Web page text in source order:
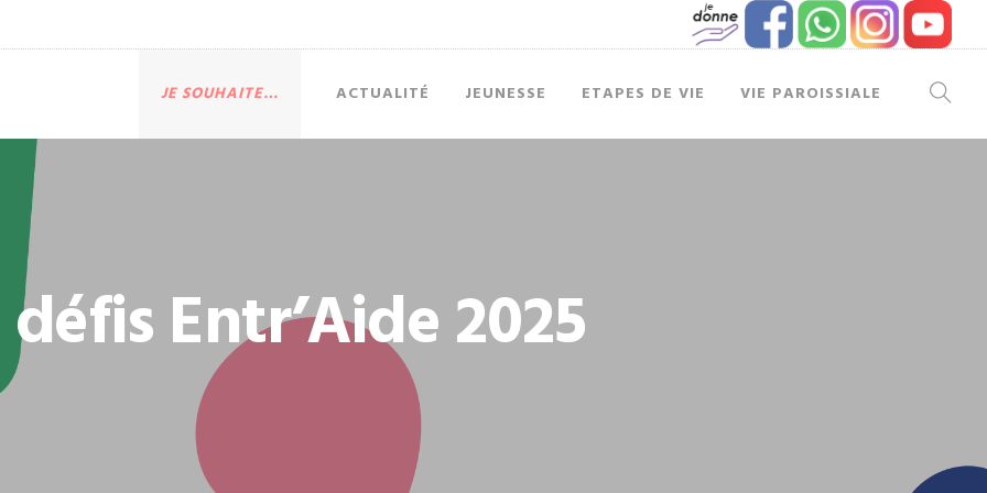
JE SOUHAITE… ACTUALITÉ JEUNESSE ETAPES DE VIE VIE PAROISSIALE
Entr’Aide 2025